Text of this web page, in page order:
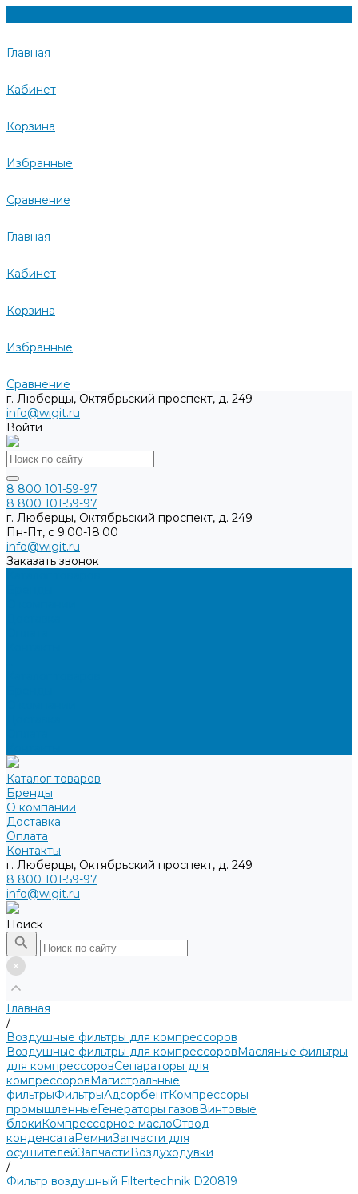
Главная
Кабинет
Корзина
Избранные
Сравнение
Главная
Кабинет
Корзина
Избранные
Сравнение
г. Люберцы, Октябрьский проспект, д. 249
info@wigit.ru
Войти
8 800 101-59-97
8 800 101-59-97
г. Люберцы, Октябрьский проспект, д. 249
Пн-Пт, с 9:00-18:00
info@wigit.ru
Заказать звонок
Каталог товаров
Бренды
О компании
Доставка
Оплата
Контакты
г. Люберцы, Октябрьский проспект, д. 249
8 800 101-59-97
info@wigit.ru
Поиск
Главная
/
Воздушные фильтры для компрессоров
Воздушные фильтры для компрессоровМасляные фильтры
для компрессоровСепараторы для
компрессоровМагистральные
фильтрыФильтрыАдсорбентКомпрессоры
промышленныеГенераторы газовВинтовые
блокиКомпрессорное маслоОтвод
конденсатаРемниЗапчасти для
осушителейЗапчастиВоздуходувки
/
Фильтр воздушный Filtertechnik D20819